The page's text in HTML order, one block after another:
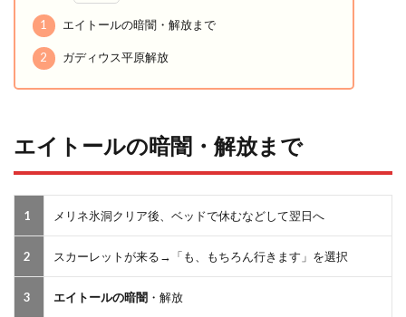
1 エイトールの暗闇・解放まで
2 ガディウス平原解放
エイトールの暗闇・解放まで
1 メリネ氷洞クリア後、ベッドで休むなどして翌日へ
2 スカーレットが来る→「も、もちろん行きます」を選択
3 エイトールの暗闇 ・解放